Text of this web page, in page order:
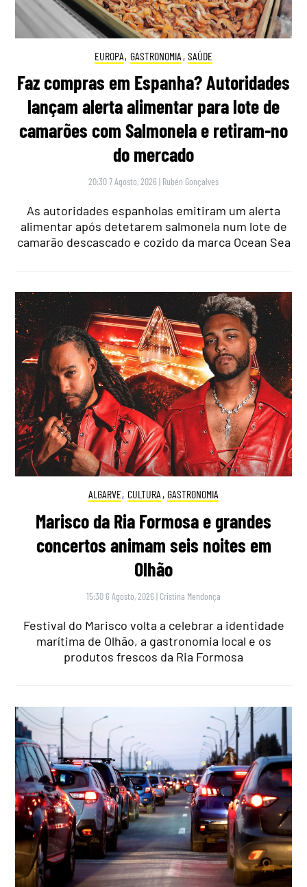
EUROPA, GASTRONOMIA , SAÚDE
Faz compras em Espanha? Autoridades
lançam alerta alimentar para lote de
camarões com Salmonela e retiram-no
do mercado
20:30 7 Agosto, 2026 | Rubén Gonçalves
As autoridades espanholas emitiram um alerta
alimentar após detetarem salmonela num lote de
camarão descascado e cozido da marca Ocean Sea
ALGARVE, CULTURA , GASTRONOMIA
Marisco da Ria Formosa e grandes
concertos animam seis noites em
Olhão
15:30 6 Agosto, 2026 | Cristina Mendonça
Festival do Marisco volta a celebrar a identidade
marítima de Olhão, a gastronomia local e os
produtos frescos da Ria Formosa